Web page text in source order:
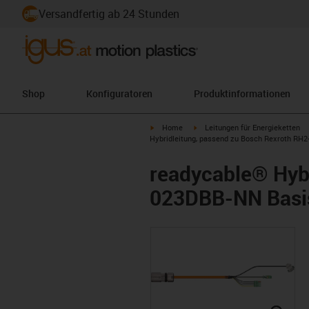
Versandfertig ab 24 Stunden
Shop Konfiguratoren Produktinformationen
igus-icon-arrow-right
Home igus-icon-arrow-right
Leitungen für Energieketten
Hybridleitung, passend zu Bosch Rexroth
readycable®
023DBB-NN